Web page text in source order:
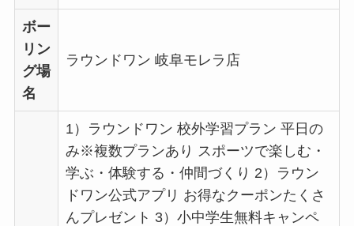
ボー
リン
グ場
名
ラウンドワン 岐阜モレラ店
1）ラウンドワン 校外学習プラン 平日の
み※複数プランあり スポーツで楽しむ・
学ぶ・体験する・仲間づくり 2）ラウン
ドワン公式アプリ お得なクーポンたくさ
んプレゼント 3）小中学生無料キャンペ